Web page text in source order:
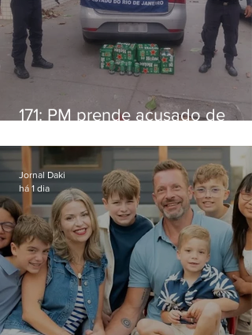
171: PM prende acusado de
Niterói
Jornal Daki
há 1 dia